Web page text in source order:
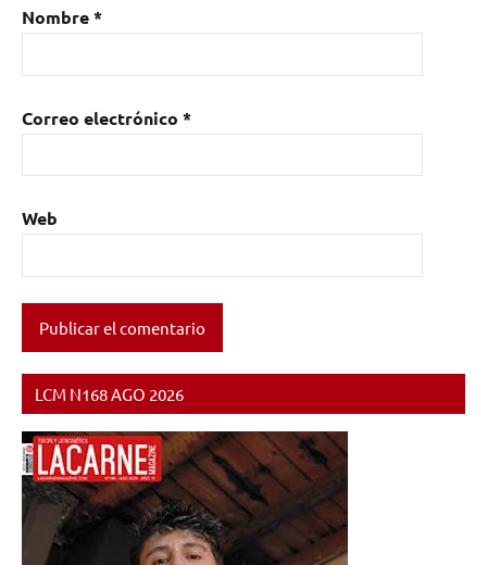
Nombre*
Correo electrónico *
Web
LCM N168 AGO 2026